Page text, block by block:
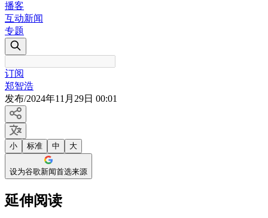
播客
互动新闻
专题
订阅
郑智浩
发布/2024年11月29日 00:01
小 标准 中 大
设为谷歌新闻首选来源
延伸阅读